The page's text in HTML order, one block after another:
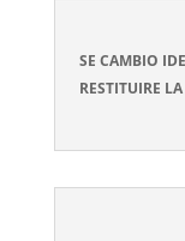
SE CAMBIO
RESTITUIRE